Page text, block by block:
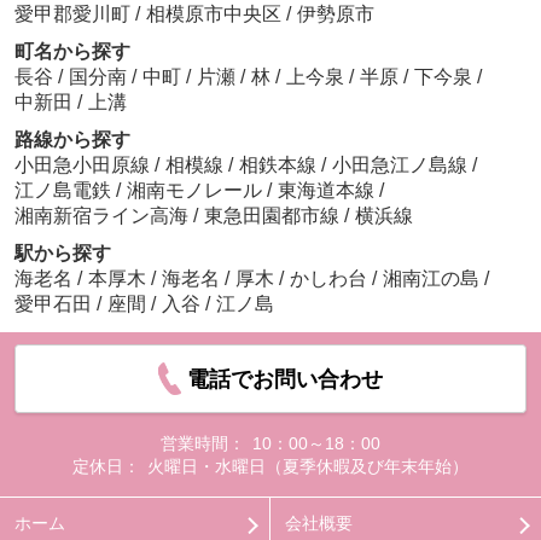
愛甲郡愛川町 / 相模原市中央区 / 伊勢原市
町名から探す
長谷 / 国分南 / 中町 / 片瀬 / 林 / 上今泉 / 半原 / 下今泉 /
中新田 /
上溝
路線から探す
小田急小田原線 / 相模線 / 相鉄本線 / 小田急江ノ島線 /
江ノ島電鉄 / 湘南モノレール / 東海道本線 /
湘南新宿ライン高海 / 東急田園都市線 / 横浜線
駅から探す
海老名 / 本厚木 / 海老名 / 厚木 / かしわ台 / 湘南江の島 /
愛甲石田 / 座間 / 入谷 / 江ノ島
電話でお問い合わせ
営業時間：
10：00～18：00
定休日：
火曜日・水曜日（夏季休暇及び年末年始）
ホーム 会社概要